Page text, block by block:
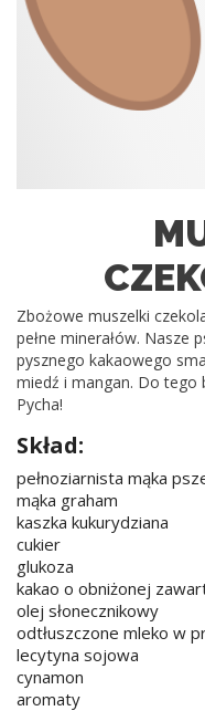
Zbożowe muszelki
pełne minerałów. Nasze
pysznego kakaowego
miedź i mangan. Do tego
Pycha!
Skład:
pełnoziarnista mąka
mąka graham
kaszka kukurydziana
cukier
glukoza
kakao o obniżonej
olej słonecznikowy
odtłuszczone mleko w
lecytyna sojowa
cynamon
aromaty